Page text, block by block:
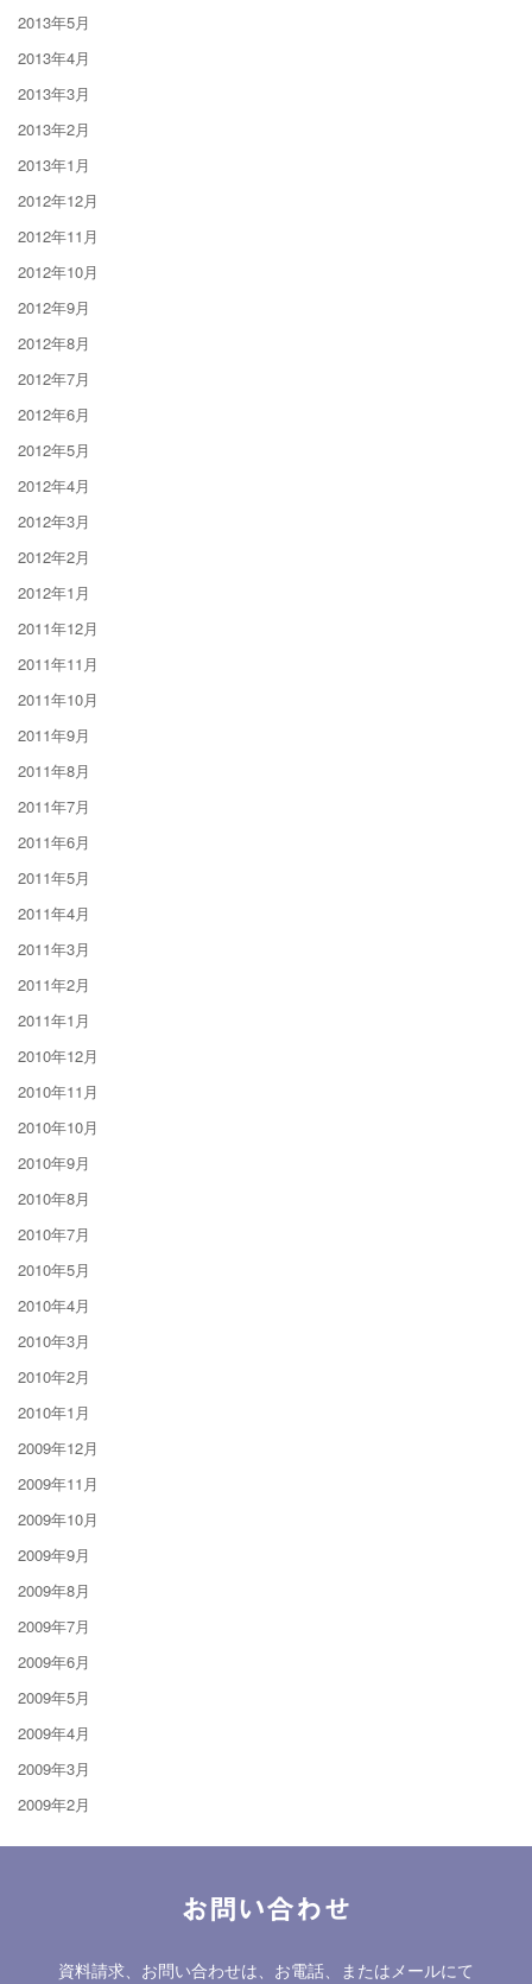
2013年5月
2013年4月
2013年3月
2013年2月
2013年1月
2012年12月
2012年11月
2012年10月
2012年9月
2012年8月
2012年7月
2012年6月
2012年5月
2012年4月
2012年3月
2012年2月
2012年1月
2011年12月
2011年11月
2011年10月
2011年9月
2011年8月
2011年7月
2011年6月
2011年5月
2011年4月
2011年3月
2011年2月
2011年1月
2010年12月
2010年11月
2010年10月
2010年9月
2010年8月
2010年7月
2010年5月
2010年4月
2010年3月
2010年2月
2010年1月
2009年12月
2009年11月
2009年10月
2009年9月
2009年8月
2009年7月
2009年6月
2009年5月
2009年4月
2009年3月
2009年2月
お問い合わせ
資料請求、お問い合わせは、お電話、またはメールにて